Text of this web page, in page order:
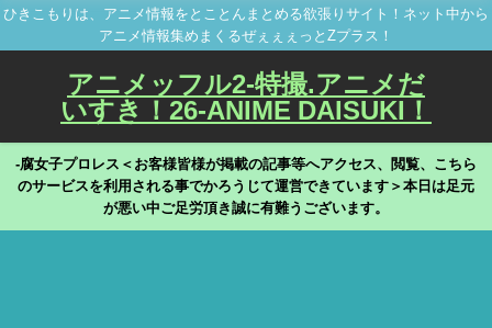
ひきこもりは、アニメ情報をとことんまとめる欲張りサイト！ネット中から
アニメ情報集めまくるぜぇぇぇっとZプラス！
アニメッフル2-特撮.アニメだ
いすき！26-ANIME DAISUKI！
-腐女子プロレス＜お客様皆様が掲載の記事等へアクセス、閲覧、こちら
のサービスを利用される事でかろうじて運営できています＞本日は足元
が悪い中ご足労頂き誠に有難うございます。